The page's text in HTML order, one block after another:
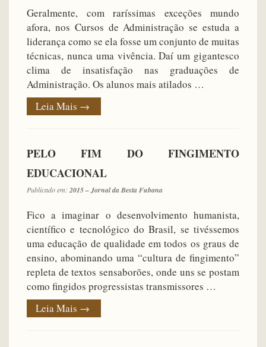
Geralmente, com raríssimas exceções mundo
afora, nos Cursos de Administração se estuda a
liderança como se ela fosse um conjunto de muitas
técnicas, nunca uma vivência. Daí um gigantesco
clima de insatisfação nas graduações de
Administração. Os alunos mais atilados …
Leia Mais →
PELO FIM DO FINGIMENTO
EDUCACIONAL
Publicado em: 2015 – Jornal da Besta Fubana
Fico a imaginar o desenvolvimento humanista,
científico e tecnológico do Brasil, se tivéssemos
uma educação de qualidade em todos os graus de
ensino, abominando uma “cultura de fingimento”
repleta de textos sensaborões, onde uns se postam
como fingidos progressistas transmissores …
Leia Mais →